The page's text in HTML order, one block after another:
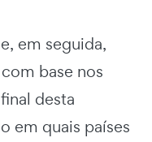
em seguida,
base nos
desta
em quais países